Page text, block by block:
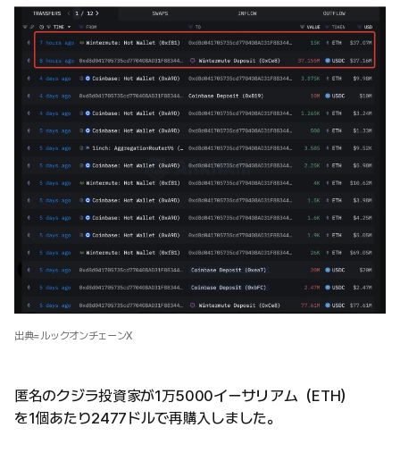
出典=ルックオンチェーンX
匿名のクジラ投資家が1万5000イーサリアム（ETH）
を1個あたり2477ドルで再購入しました。